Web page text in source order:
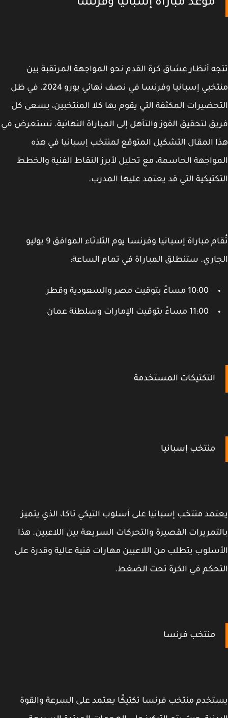
موعد مباراة إسبانيا وفرنسا
أنظار عشاق كرة القدم نحو المواجهة المرتقبة بين
منتخبي إسبانيا وفرنسا في نصف نهائي يورو 2024. في ظل
المكثفة التي يقوم بها كلا المنتخبين، يسعى كل
لتحقيق الفوز والتأهل إلى المباراة النهائية. نستعرض في
المقال التشكيل المتوقع لمنتخب إسبانيا في هذه
الحاسمة، مع تحليل لأبرز النقاط الفنية والخطط
التي قد يعتمد عليها المدرب.
تُقام مباراة إسبانيا وفرنسا يوم الثلاثاء الموافق 9 يوليو
ستنطلق المباراة في تمام الساعة:
10:00 مساءً بتوقيت مصر والسعودية وقطر
11:00 مساءً بتوقيت الإمارات وسلطنة عمان
التكتيكات المستخدمة
منتخب إسبانيا
منتخب إسبانيا على أسلوب التيكي تاكا، الذي يتميز
القصيرة والتحركات السريعة بين اللاعبين. هذا
يتطلب من اللاعبين مهارات فنية عالية وقدرة على
في الكرة تحت الضغط.
منتخب فرنسا
منتخب فرنسا تكتيكًا يعتمد على السرعة والقوة